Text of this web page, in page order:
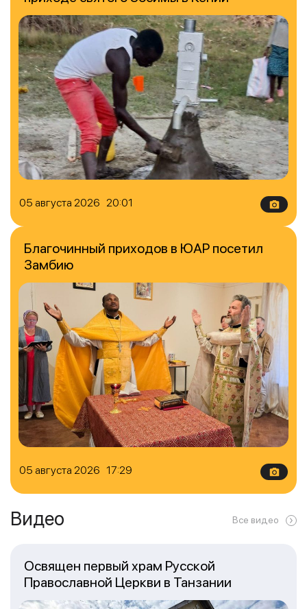
05 августа 2026 20:01
05 августа 2026 17:29
Благочинный приходов в ЮАР посетил
Замбию
Видео Все видео
Освящен первый храм Русской
Православной Церкви в Танзании